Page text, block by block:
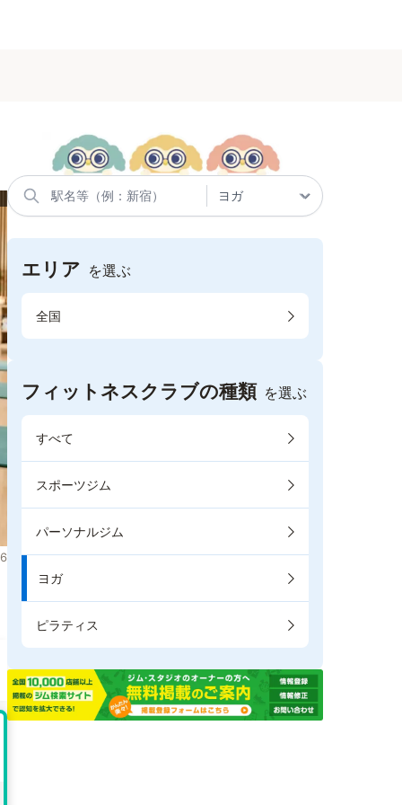
エリア を選ぶ
全国
フィットネスクラブの種類 を選ぶ
すべて
スポーツジム
パーソナルジム
ヨガ
ピラティス